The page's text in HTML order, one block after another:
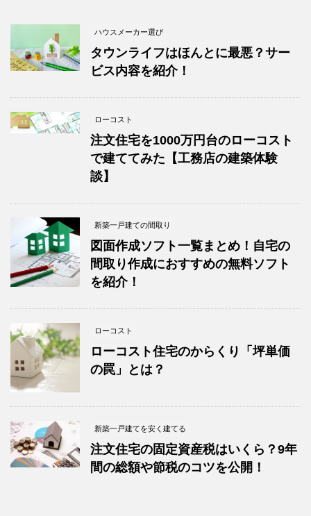
ハウスメーカー選び
タウンライフはほんとに最悪？サー
ビス内容を紹介！
ローコスト
注文住宅を1000万円台のローコスト
で建ててみた【工務店の建築体験
談】
新築一戸建ての間取り
図面作成ソフト一覧まとめ！自宅の
間取り作成におすすめの無料ソフト
を紹介！
ローコスト
ローコスト住宅のからくり「坪単価
の罠」とは？
新築一戸建てを安く建てる
注文住宅の固定資産税はいくら？9年
間の総額や節税のコツを公開！